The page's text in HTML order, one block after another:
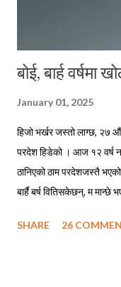
बोई, बार्ह वर्षमा
January 01, 2025
हिजो भर्खर जस्तो लाग्छ, २७
परदेश हिडेको । आज १२ वर्ष
ठानिएको ठाम परदेशजस्तै भएको
बार्है बर्ष वितिसकेछन्, म
फोन गरेर म सोध्दो हुँ, - बोइ
SHARE 26